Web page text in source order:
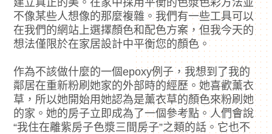
不像某些人想像的那麼複雜。我們有一些工具可以
在我們的網站上選擇顏色和配色方案，但我今天的
想法僅限於在家居設計中平衡您的顏色。
作為不該做什麼的一個epoxy例子，我想到了我的
鄰居在重新粉刷她家的外部時的經歷。她喜歡薰衣
草，所以她開始用她認為是薰衣草的顏色來粉刷她
的家。她的房子立即成為了一個參考點。人們會說
“我住在離紫房子色漿三間房子”之類的話。它也不